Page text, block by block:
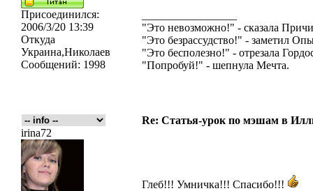
Присоединился:
2006/3/20 13:39
Откуда
Украина,Николаев
Сообщений: 1998
"Это невозможно!" - сказала
"Это безрассудство!" - заметил
"Это бесполезно!" - отрезала
"Попробуй!" - шепнула Мечта.
Re: Статья-урок по мэшам в
irina72
Глеб!!! Умничка!!! Спасибо!!!